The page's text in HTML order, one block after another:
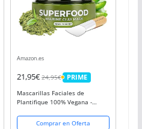
Amazon.es
21,95€ 24,95€ PRIME
PRIME
Mascarillas Faciales de
Plantifique 100% Vegana -
Hidratante - Mascarilla de
Comprar en Oferta